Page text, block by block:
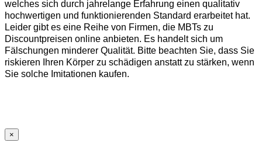
welches sich durch jahrelange Erfahrung einen qualitativ
hochwertigen und funktionierenden Standard erarbeitet hat.
Leider gibt es eine Reihe von Firmen, die MBTs zu
Discountpreisen online anbieten. Es handelt sich um
Fälschungen minderer Qualität. Bitte beachten Sie, dass Sie
riskieren Ihren Körper zu schädigen anstatt zu stärken, wenn
Sie solche Imitationen kaufen.
×